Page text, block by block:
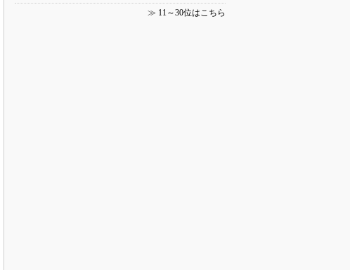
≫ 11～30位はこちら